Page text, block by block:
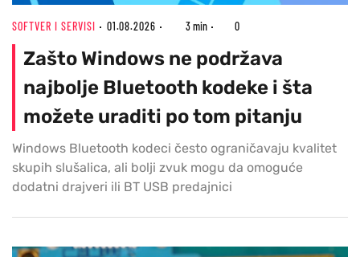
SOFTVER I SERVISI 01.08.2026 3 min 0
Zašto Windows ne podržava
najbolje Bluetooth kodeke i šta
možete uraditi po tom pitanju
Windows Bluetooth kodeci često ograničavaju kvalitet
skupih slušalica, ali bolji zvuk mogu da omoguće
dodatni drajveri ili BT USB predajnici